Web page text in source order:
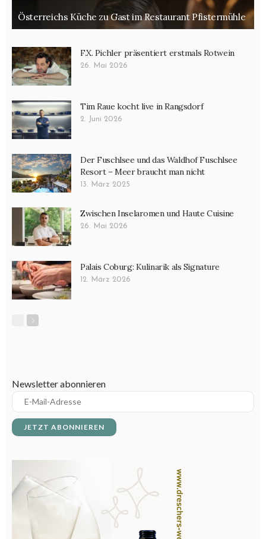
Österreichs Küche zu Gast im Restaurant Pfistermühle
F.X. Pichler präsentiert erstmals Rotwein
26. Mai 2026
Tim Raue kocht live in Rangsdorf
2. Juni 2026
Der Fuschlsee und das Waldhof Fuschlsee
Resort – Meer braucht man nicht
13. März 2025
Zwischen Inselaromen und Haute Cuisine
26. Mai 2026
Palais Coburg: Kulinarik als Signature
12. März 2026
Newsletter abonnieren